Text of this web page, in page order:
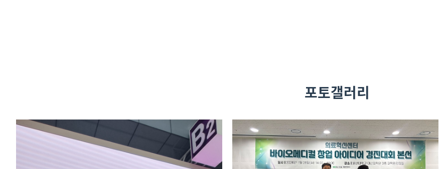
포토갤러리